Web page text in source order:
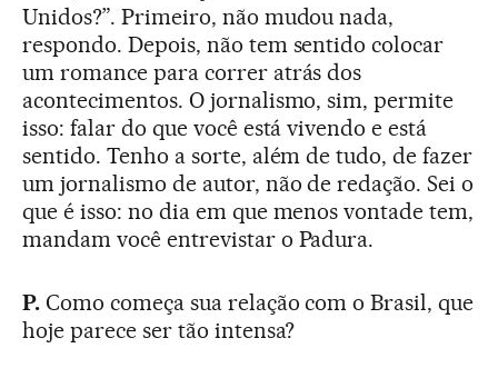
Unidos?”. Primeiro, não mudou nada,
respondo. Depois, não tem sentido colocar
um romance para correr atrás dos
acontecimentos. O jornalismo, sim, permite
isso: falar do que você está vivendo e está
sentido. Tenho a sorte, além de tudo, de fazer
um jornalismo de autor, não de redação. Sei o
que é isso: no dia em que menos vontade tem,
mandam você entrevistar o Padura.
P.Como começa sua relação com o Brasil, que
hoje parece ser tão intensa?